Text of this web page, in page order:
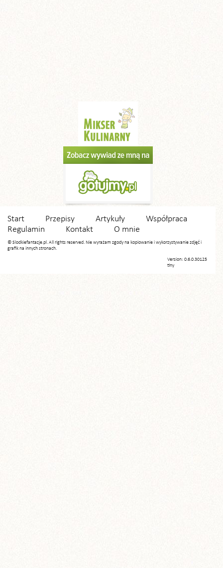
Start Przepisy Artykuły
Współpraca
Regulamin
Kontakt O mnie
© Slodkiefantazje.pl. All rights reserved. Nie wyrażam zgody na kopiowanie i wykorzystywanie zdjęć i
grafik na innych stronach.
Version: 0.6.0.30125
tiny